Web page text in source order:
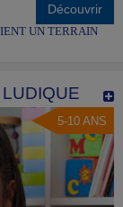
Découvrir
UN TERRAIN
5-10 ANS